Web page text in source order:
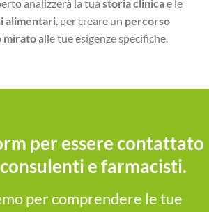
analizzerà la tua storia clinicae le
alimentari, per creare un percorso
miratoalle tue esigenze specifiche.
per essere contattato
e farmacisti.
per comprendere le tue